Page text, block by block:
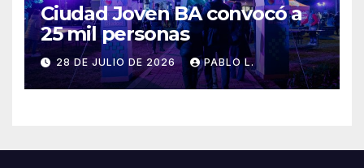
Ciudad Joven BA convocó a
25 mil personas
28 DE JULIO DE 2026 PABLO L.